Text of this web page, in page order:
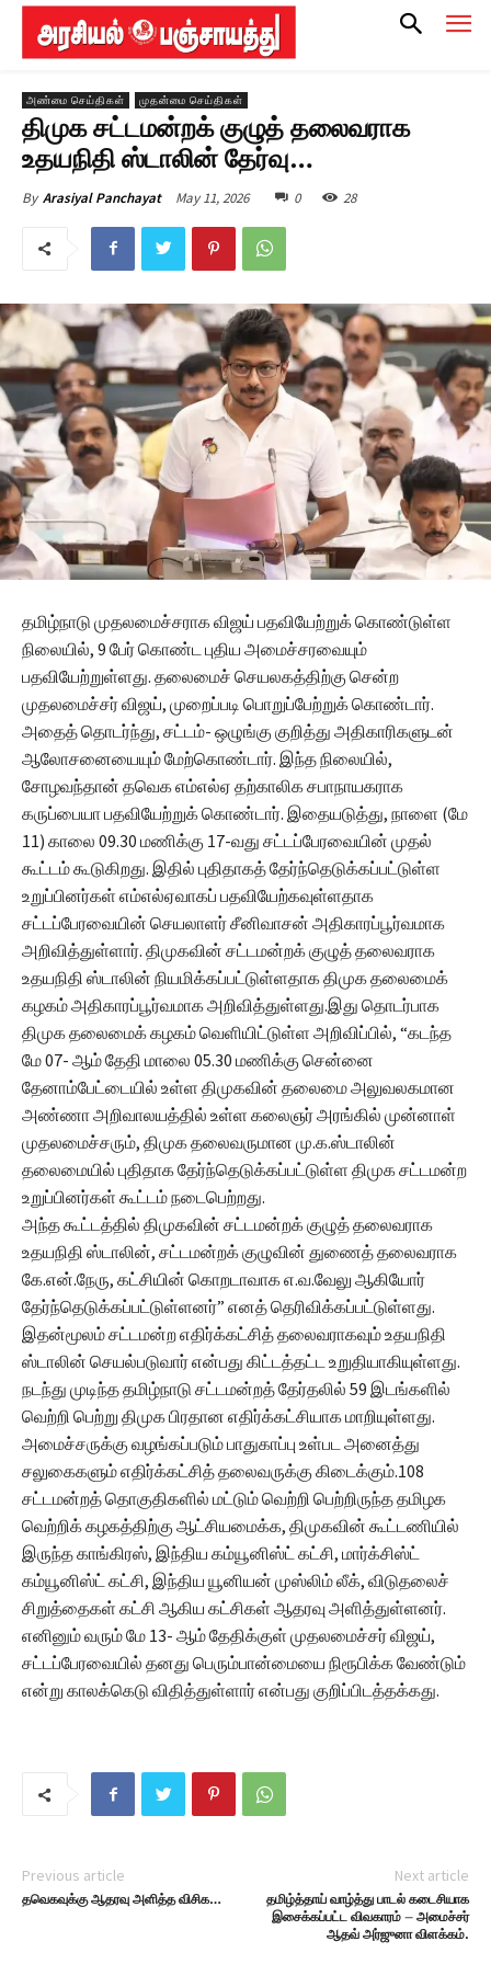
அண்மை செய்திகள் முதன்மை செய்திகள்
திமுக சட்டமன்றக் குழுத் தலைவராக
உதயநிதி ஸ்டாலின் தேர்வு…
By Arasiyal Panchayat May 11, 2026 0 28
தமிழ்நாடு முதலமைச்சராக விஜய் பதவியேற்றுக் கொண்டுள்ள
நிலையில், 9 பேர் கொண்ட புதிய அமைச்சரவையும்
பதவியேற்றுள்ளது. தலைமைச் செயலகத்திற்கு சென்ற
முதலமைச்சர் விஜய், முறைப்படி பொறுப்பேற்றுக் கொண்டார்.
அதைத் தொடர்ந்து, சட்டம்- ஒழுங்கு குறித்து அதிகாரிகளுடன்
ஆலோசனையையும் மேற்கொண்டார். இந்த நிலையில்,
சோழவந்தான் தவெக எம்எல்ஏ தற்காலிக சபாநாயகராக
கருப்பையா பதவியேற்றுக் கொண்டார். இதையடுத்து, நாளை (மே
11) காலை 09.30 மணிக்கு 17-வது சட்டப்பேரவையின் முதல்
கூட்டம் கூடுகிறது. இதில் புதிதாகத் தேர்ந்தெடுக்கப்பட்டுள்ள
உறுப்பினர்கள் எம்எல்ஏவாகப் பதவியேற்கவுள்ளதாக
சட்டப்பேரவையின் செயலாளர் சீனிவாசன் அதிகாரப்பூர்வமாக
அறிவித்துள்ளார். திமுகவின் சட்டமன்றக் குழுத் தலைவராக
உதயநிதி ஸ்டாலின் நியமிக்கப்பட்டுள்ளதாக திமுக தலைமைக்
கழகம் அதிகாரப்பூர்வமாக அறிவித்துள்ளது.இது தொடர்பாக
திமுக தலைமைக் கழகம் வெளியிட்டுள்ள அறிவிப்பில், “கடந்த
மே 07- ஆம் தேதி மாலை 05.30 மணிக்கு சென்னை
தேனாம்பேட்டையில் உள்ள திமுகவின் தலைமை அலுவலகமான
அண்ணா அறிவாலயத்தில் உள்ள கலைஞர் அரங்கில் முன்னாள்
முதலமைச்சரும், திமுக தலைவருமான மு.க.ஸ்டாலின்
தலைமையில் புதிதாக தேர்ந்தெடுக்கப்பட்டுள்ள திமுக சட்டமன்ற
உறுப்பினர்கள் கூட்டம் நடைபெற்றது.
அந்த கூட்டத்தில் திமுகவின் சட்டமன்றக் குழுத் தலைவராக
உதயநிதி ஸ்டாலின், சட்டமன்றக் குழுவின் துணைத் தலைவராக
கே.என்.நேரு, கட்சியின் கொறடாவாக எ.வ.வேலு ஆகியோர்
தேர்ந்தெடுக்கப்பட்டுள்ளனர்” எனத் தெரிவிக்கப்பட்டுள்ளது.
இதன்மூலம் சட்டமன்ற எதிர்க்கட்சித் தலைவராகவும் உதயநிதி
ஸ்டாலின் செயல்படுவார் என்பது கிட்டத்தட்ட உறுதியாகியுள்ளது.
நடந்து முடிந்த தமிழ்நாடு சட்டமன்றத் தேர்தலில் 59 இடங்களில்
வெற்றி பெற்று திமுக பிரதான எதிர்க்கட்சியாக மாறியுள்ளது.
அமைச்சருக்கு வழங்கப்படும் பாதுகாப்பு உள்பட அனைத்து
சலுகைகளும் எதிர்க்கட்சித் தலைவருக்கு கிடைக்கும்.108
சட்டமன்றத் தொகுதிகளில் மட்டும் வெற்றி பெற்றிருந்த தமிழக
வெற்றிக் கழகத்திற்கு ஆட்சியமைக்க, திமுகவின் கூட்டணியில்
இருந்த காங்கிரஸ், இந்திய கம்யூனிஸ்ட் கட்சி, மார்க்சிஸ்ட்
கம்யூனிஸ்ட் கட்சி, இந்திய யூனியன் முஸ்லிம் லீக், விடுதலைச்
சிறுத்தைகள் கட்சி ஆகிய கட்சிகள் ஆதரவு அளித்துள்ளனர்.
எனினும் வரும் மே 13- ஆம் தேதிக்குள் முதலமைச்சர் விஜய்,
சட்டப்பேரவையில் தனது பெரும்பான்மையை நிரூபிக்க வேண்டும்
என்று காலக்கெடு விதித்துள்ளார் என்பது குறிப்பிடத்தக்கது.
Previous article
தவெகவுக்கு ஆதரவு அளித்த விசிக…
Next article
தமிழ்த்தாய் வாழ்த்து பாடல் கடைசியாக
இசைக்கப்பட்ட விவகாரம் – அமைச்சர்
ஆதவ் அர்ஜுனா விளக்கம்.